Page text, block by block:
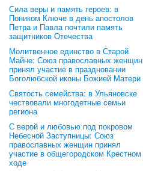
Сила веры и память героев: в
Поником Ключе в день апостолов
Петра и Павла почтили память
защитников Отечества
Молитвенное единство в Старой
Майне: Союз православных женщин
принял участие в праздновании
Боголюбской иконы Божией Матери
Святость семейства: в Ульяновске
чествовали многодетные семьи
региона
С верой и любовью под покровом
Небесной Заступницы: Союз
православных женщин принял
участие в общегородском Крестном
ходе